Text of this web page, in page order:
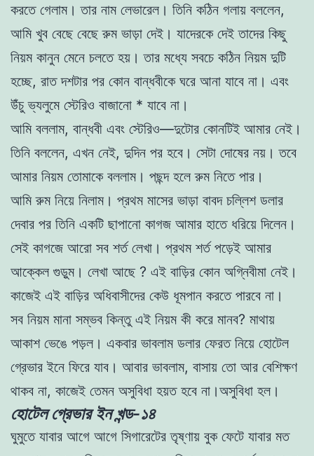
করতে গেলাম। তার নাম লেভারেল। তিনি কঠিন গলায় বললেন,
আমি খুব বেছে বেছে রুম ভাড়া দেই। যাদেরকে দেই তাদের কিছু
নিয়ম কানুন মেনে চলতে হয়। তার মধ্যে সবচে কঠিন নিয়ম দুটি
হচ্ছে, রাত দশটার পর কোন বান্ধবীকে ঘরে আনা যাবে না। এবং
উঁচু ভ্যলুমে স্টেরিও বাজানো * যাবে না।
আমি বললাম, বান্ধবী এবং স্টেরিও—দুটোর কোনটিই আমার নেই।
তিনি বললেন, এখন নেই, দুদিন পর হবে। সেটা দোষের নয়। তবে
আমার নিয়ম তােমাকে বললাম। পছন্দ হলে রুম নিতে পার।
আমি রুম নিয়ে নিলাম। প্রথম মাসের ভাড়া বাবদ চল্লিশ ডলার
দেবার পর তিনি একটি ছাপানো কাগজ আমার হাতে ধরিয়ে দিলেন।
সেই কাগজে আরাে সব শর্ত লেখা। প্রথম শর্ত পড়েই আমার
আক্কেল গুড়ুম। লেখা আছে ? এই বাড়ির কোন অগ্নিবীমা নেই।
কাজেই এই বাড়ির অধিবাসীদের কেউ ধূমপান করতে পারবে না।
সব নিয়ম মানা সম্ভব কিন্তু এই নিয়ম কী করে মানব? মাথায়
আকাশ ভেঙে পড়ল। একবার ভাবলাম ডলার ফেরত নিয়ে হােটেল
গ্রেভার ইনে ফিরে যাব। আবার ভাবলাম, বাসায় তো আর বেশিক্ষণ
থাকব না, কাজেই তেমন অসুবিধা হয়ত হবে না।অসুবিধা হল।
হোটেল গ্রেভার ইন খন্ড-১৪
ঘুমুতে যাবার আগে আগে সিগারেটের তৃষ্ণায় বুক ফেটে যাবার মত